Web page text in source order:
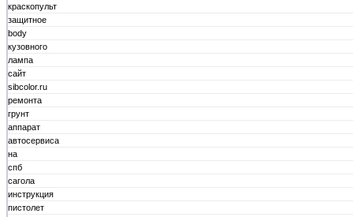
краскопульт
защитное
body
кузовного
лампа
сайт
sibcolor.ru
ремонта
грунт
аппарат
автосервиса
на
спб
сагола
инструкция
пистолет